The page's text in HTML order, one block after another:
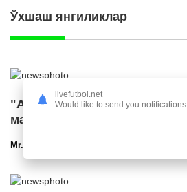
Ўхшаш янгиликлар
"Ал Ҳилол" "Ливерпуль"
маош таклиф қилди
Mr.NoBoDy
livefutbol.net
Would like to send you notifications